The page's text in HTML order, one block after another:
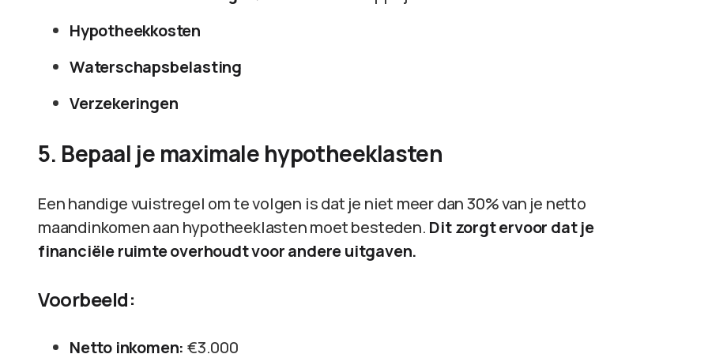
Hypotheekkosten
Waterschapsbelasting
Verzekeringen
5. Bepaal je maximale hypotheeklasten
Een handige vuistregel om te volgen is dat je niet meer dan 30% van je netto
maandinkomen aan hypotheeklasten moet besteden. Dit zorgt ervoor dat je
financiële ruimte overhoudt voor andere uitgaven.
Voorbeeld:
Netto inkomen: €3.000